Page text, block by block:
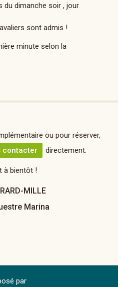
du dimanche soir , jour
sont admis !
minute selon la
ou pour réserver,
contacter directement.
à bientôt !
MILLE
Marina
par